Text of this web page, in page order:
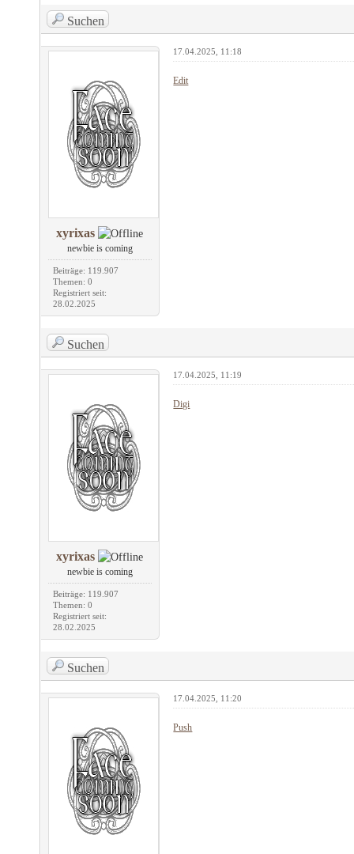
Suchen
xyrixas
newbie is coming
Beiträge: 119.907
Themen: 0
Registriert seit:
28.02.2025
17.04.2025, 11:18
Edit
Suchen
xyrixas
newbie is coming
Beiträge: 119.907
Themen: 0
Registriert seit:
28.02.2025
17.04.2025, 11:19
Digi
Suchen
17.04.2025, 11:20
Push